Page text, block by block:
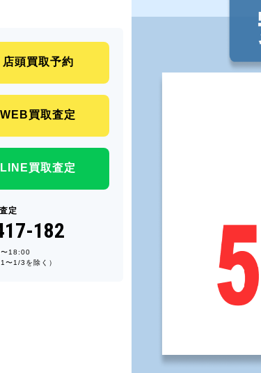
店頭買取予約
WEB買取査定
LINE買取査定
定
182
18:00
〜1/3を除く）